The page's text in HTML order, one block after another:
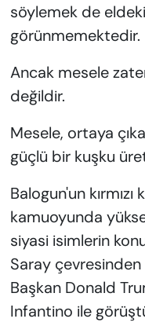
söylemek de
görünmemektedir.
Ancak mesele
değildir.
Mesele, ortaya
güçlü bir kuşku
Balogun'un kırmızı
kamuoyunda
siyasi isimlerin
Saray çevresinden
Başkan Donald
Infantino ile